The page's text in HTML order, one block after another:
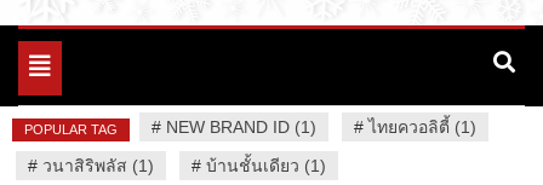
94 Report.com
Variety News
Toggle
POPULAR TAG # NEW BRAND ID (1) #ไทยควอลิตี้ (1)
# วนาสิริพลัส (1) # บ้านชั้นเดียว (1)